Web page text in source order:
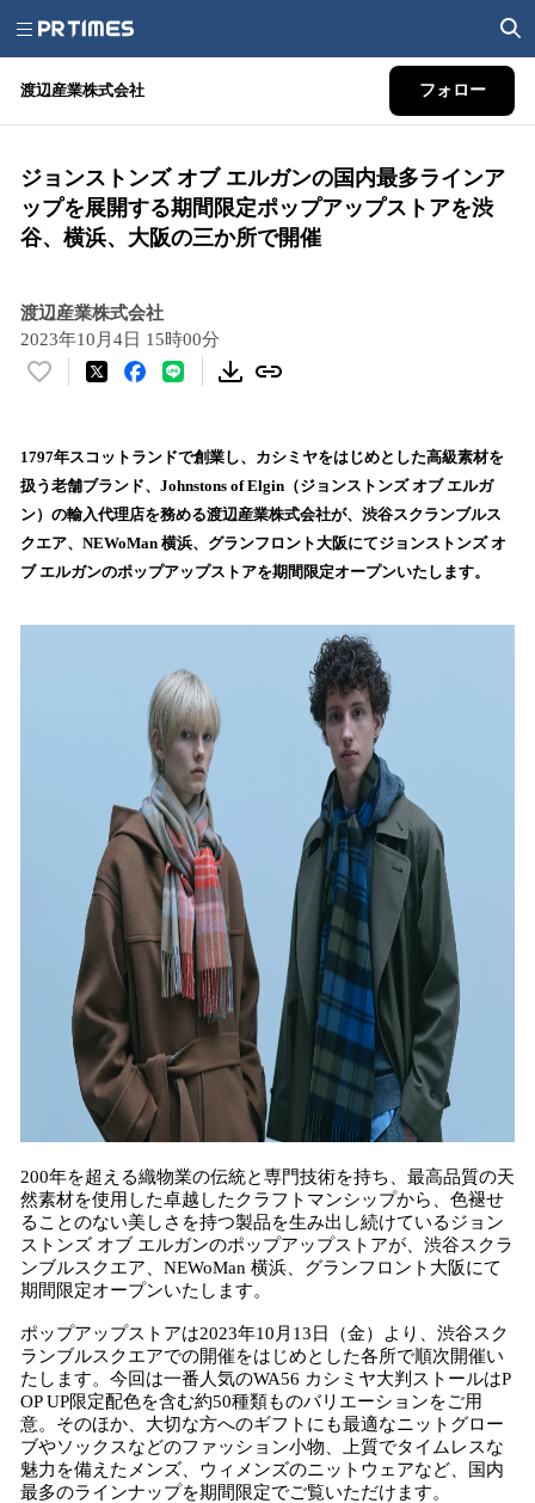
渡辺産業株式会社 フォロー
ジョンストンズ オブ エルガンの国内最多ラインア
ップを展開する期間限定ポップアップストアを渋
谷、横浜、大阪の三か所で開催
渡辺産業株式会社
2023年10月4日 15時00分
い
！
数
を
読
込
1797年スコットランドで創業し、カシミヤをはじめとした高級素材を
扱う老舗ブランド、Johnstons of Elgin（ジョンストンズ オブ エルガ
ン）の輸入代理店を務める渡辺産業株式会社が、渋谷スクランブルス
クエア、NEWoMan 横浜、グランフロント大阪にてジョンストンズ オ
ブ エルガンのポップアップストアを期間限定オープンいたします。
200年を超える織物業の伝統と専門技術を持ち、最高品質の天
然素材を使用した卓越したクラフトマンシップから、色褪せ
ることのない美しさを持つ製品を生み出し続けているジョン
ストンズ オブ エルガンのポップアップストアが、渋谷スクラ
ンブルスクエア、NEWoMan 横浜、グランフロント大阪にて
期間限定オープンいたします。
ポップアップストアは2023年10月13日（金）より、渋谷スク
ランブルスクエアでの開催をはじめとした各所で順次開催い
たします。今回は一番人気のWA56 カシミヤ大判ストールはP
OP UP限定配色を含む約50種類ものバリエーションをご用
意。そのほか、大切な方へのギフトにも最適なニットグロー
ブやソックスなどのファッション小物、上質でタイムレスな
魅力を備えたメンズ、ウィメンズのニットウェアなど、国内
最多のラインナップを期間限定でご覧いただけます。